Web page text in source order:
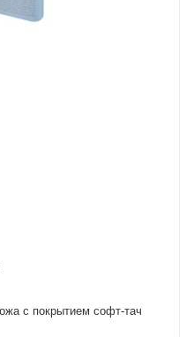
с покрытием софт-тач